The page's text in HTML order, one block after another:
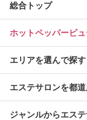
総合トップ
ホットペッパービ
エリアを選んで探す
エステサロンを都
ジャンルからエス